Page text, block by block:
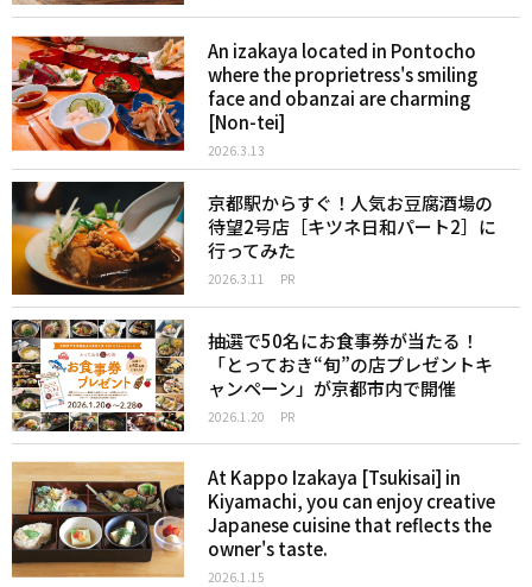
An izakaya located in Pontocho
where the proprietress's smiling
face and obanzai are charming
[Non-tei]
2026.3.13
京都駅からすぐ！人気お豆腐酒場の
待望2号店［キツネ日和パート2］に
行ってみた
2026.3.11 PR
抽選で50名にお食事券が当たる！
「とっておき“旬”の店プレゼントキ
ャンペーン」が京都市内で開催
2026.1.20 PR
At Kappo Izakaya [Tsukisai] in
Kiyamachi, you can enjoy creative
Japanese cuisine that reflects the
owner's taste.
2026.1.15